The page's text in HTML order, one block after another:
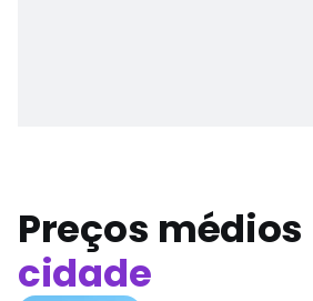
Preços médios
cidade